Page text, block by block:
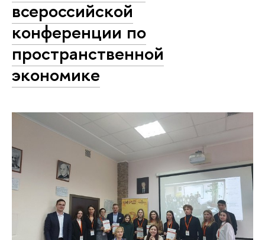
всероссийской
конференции по
пространственной
экономике